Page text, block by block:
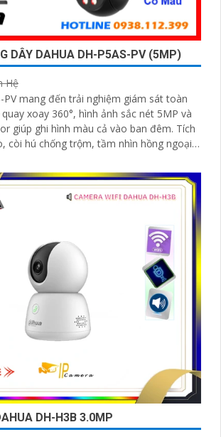
DÂY DAHUA DH-P5AS-PV (5MP)
Hệ
PV mang đến trải nghiệm giám sát toàn
xoay 360°, hình ảnh sắc nét 5MP và
giúp ghi hình màu cả vào ban đêm. Tích
còi hú chống trộm, tầm nhìn hồng ngoại
ổn định trong mọi điều kiện
DH-H3B 3.0MP